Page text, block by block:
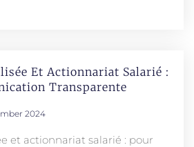
Et Actionnariat Salarié :
Transparente
2024
et actionnariat salarié : pour